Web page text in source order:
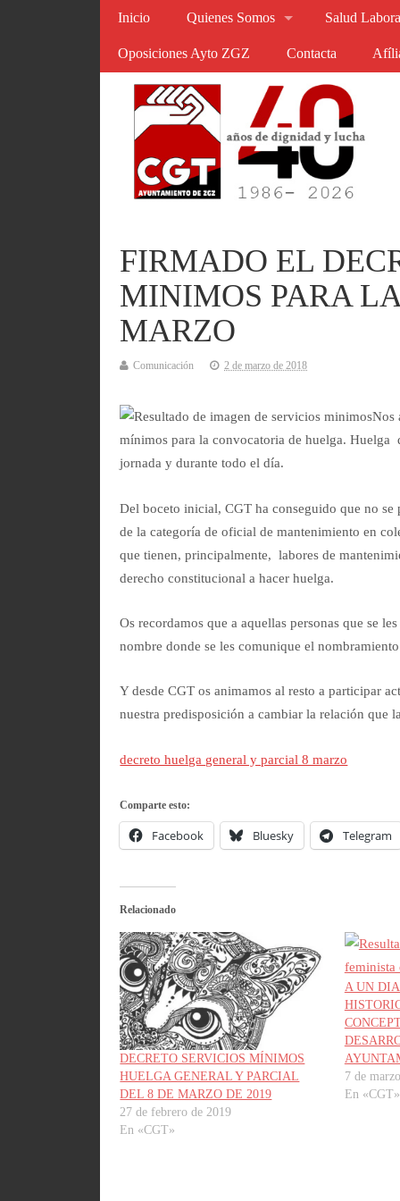
Inicio Quienes Somos Salud
Oposiciones Ayto ZGZ Contacta
FIRMADO EL
MINIMOS PARA
MARZO
Comunicación 2 de marzo de 2018
Nos
mínimos para la convocatoria de huelga.
jornada y durante todo el día.
Del boceto inicial, CGT ha conseguido que no
de la categoría de oficial de mantenimiento en
que tienen, principalmente, labores de
derecho constitucional a hacer huelga.
Os recordamos que a aquellas personas que se
nombre donde se les comunique el
Y desde CGT os animamos al resto a participar
nuestra predisposición a cambiar la relación que
decreto huelga general y parcial 8 marzo
Comparte esto:
Facebook Bluesky Telegram
Relacionado
DECRETO SERVICIOS MÍNIMOS
HUELGA GENERAL Y PARCIAL
DEL 8 DE MARZO DE 2019
27 de febrero de 2019
En «CGT»
A UN
7 de
En «CGT»